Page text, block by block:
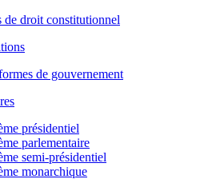
de droit constitutionnel
de gouvernement
présidentiel
parlementaire
semi-présidentiel
monarchique